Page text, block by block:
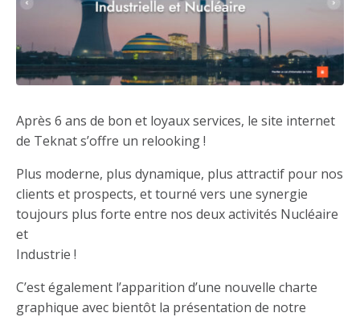
Après 6 ans de bon et loyaux services, le site internet
de Teknat s’offre un relooking !
Plus moderne, plus dynamique, plus attractif pour nos
clients et prospects, et tourné vers une synergie
toujours plus forte entre nos deux activités Nucléaire
et
Industrie !
C’est également l’apparition d’une nouvelle charte
graphique avec bientôt la présentation de notre